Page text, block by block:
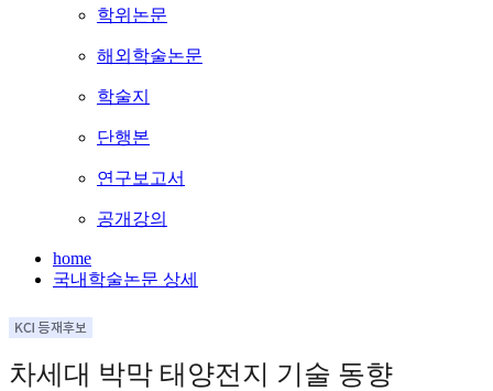
학위논문
해외학술논문
학술지
단행본
연구보고서
공개강의
home
국내학술논문 상세
차세대 박막 태양전지 기술 동향